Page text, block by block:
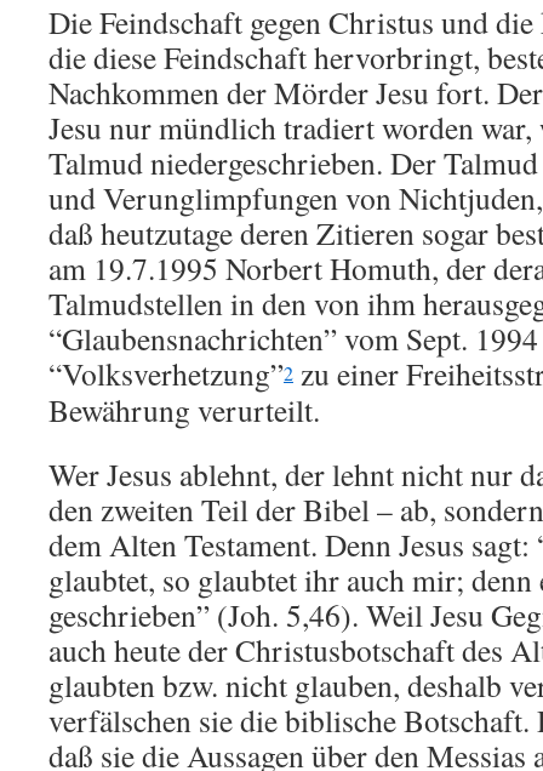
Die Feindschaft gegen Christus und
die diese Feindschaft hervorbringt,
Nachkommen der Mörder Jesu fort.
Jesu nur mündlich tradiert worden
Talmud niedergeschrieben. Der
und Verunglimpfungen von
daß heutzutage deren Zitieren sogar
am 19.7.1995 Norbert Homuth, der
Talmudstellen in den von ihm
“Glaubensnachrichten” vom Sept.
“Volksverhetzung”2 zu einer
Bewährung verurteilt.
Wer Jesus ablehnt, der lehnt nicht nur
den zweiten Teil der Bibel – ab,
dem Alten Testament. Denn Jesus
glaubtet, so glaubtet ihr auch mir;
geschrieben” (Joh. 5,46). Weil Jesu
auch heute der Christusbotschaft des
glaubten bzw. nicht glauben, deshalb
verfälschen sie die biblische Botschaft.
daß sie die Aussagen über den Messias